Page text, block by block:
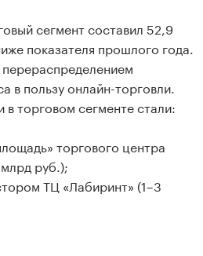
сегмент составил 52,9
показателя прошлого года.
в пользу онлайн-торговли.
торговом сегменте стали:
торгового центра
руб.);
ТЦ «Лабиринт» (1–3